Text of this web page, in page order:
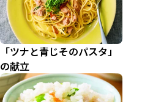
「ツナと青じそのパスタ」
の献立